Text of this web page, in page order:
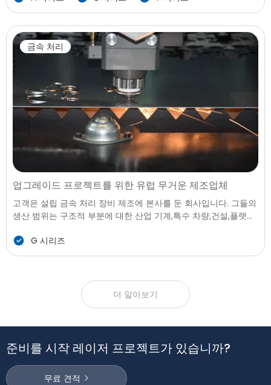
한 사양 및 빠른 배달 주기,공장 직면 도전에서 균형을 잡는 생산
성,노동,비용과 품질이 일관성입니다.
금속 처리
업그레이드 프로젝트를 위한 유럽 무거운 제조업체
고객은 설립 금속 처리 장비 제조에 본사를 둔 회사입니다. 그들의
생산 범위는 구조적 부분에 대한 산업 기계,특수 차량,건설,플랫폼,
여러 산업에 있습니다. 으로 상승하는 순서를 볼륨에 대한 수요 증
가 큰 제품 고객의 기존 처리 장비를 할 수 없을 지원 목표를 확장,
G 시리즈
더 알아보기
준비를 시작 레이저 프로젝트가 있습니까?
무료 견적